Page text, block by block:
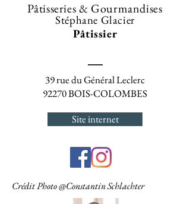
Pâtisseries & Gourmandises
Stéphane Glacier
Pâtissier
39 rue du Général Leclerc
92270 BOIS-COLOMBES
Site internet
Crédit Photo @Constantin Schlachter